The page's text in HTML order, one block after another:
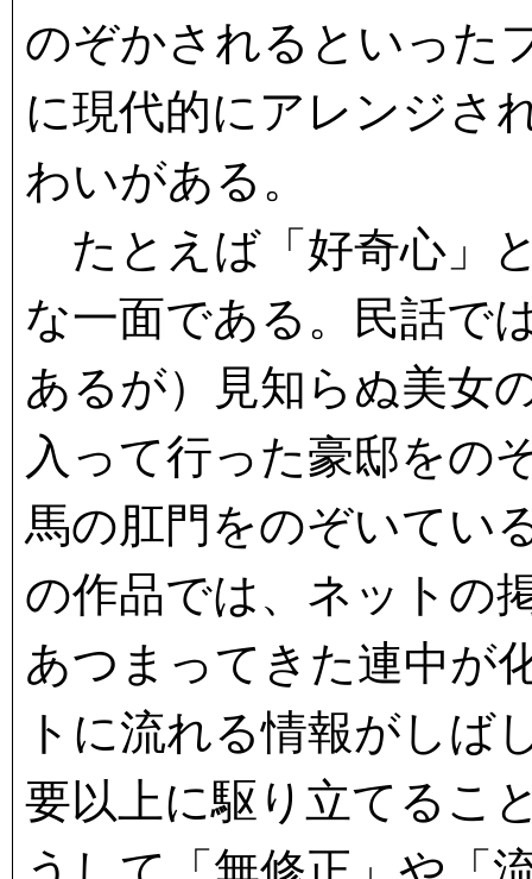
のぞかされるといった
に現代的にアレンジさ
わいがある。
たとえば「好奇心」
な一面である。民話で
あるが）見知らぬ美女
入って行った豪邸をの
馬の肛門をのぞいてい
の作品では、ネットの
あつまってきた連中が
トに流れる情報がしば
要以上に駆り立てるこ